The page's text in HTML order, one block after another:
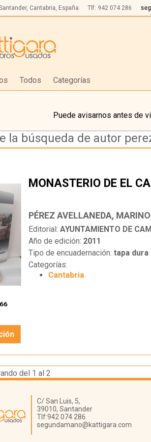
Cantabria, España Tlf: 942 074 286
Todos Categorías
Puede avisarnos antes de
la búsqueda de autor
MONASTERIO DE EL
PÉREZ AVELLANEDA,
Editorial:AYUNTAMIENTO DE
Año de edición: 2011
Tipo de encuadernación:tapa
Categorías:
Cantabria
del 1 al 2
C/ San Luis, 5,
39010, Santander
Tlf:942 074 286
segundamano@kattigara.com